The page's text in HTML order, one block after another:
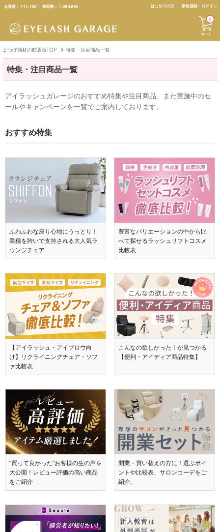
text.skipToContent
text.skipToNavigation
会員数： 111,703 商品数： 1,084,995 はじめての方 新規登録・ログイン
カート
0
まつげ商材の卸通販TOP 特集・注目商品一覧
特集・注目商品一覧
アイラッシュガレージのおすすめ特集や注目商品、また実施中のセ
ールやキャンペーンを一覧でご案内しております。
おすすめ特集
ふわふわな座り心地にうっとり！
業種を跨いで支持される大人気ラ
ウンジチェア
豊富なバリエーションの中から比
べて探せるラッシュリフトコスメ
比較表
【アイラッシュ・アイブロウ向
け】リクライニングチェア・ソフ
ァ比較表
こんなの欲しかった！が見つかる
【便利・アイディア商品特集】
“買って良かった”お客様の生の声を
大公開！レビュー評価の高い商品
をご紹介
開業・買い替えの方に！選ぶポイ
ントや比較表、サロンコーデをご
紹介。